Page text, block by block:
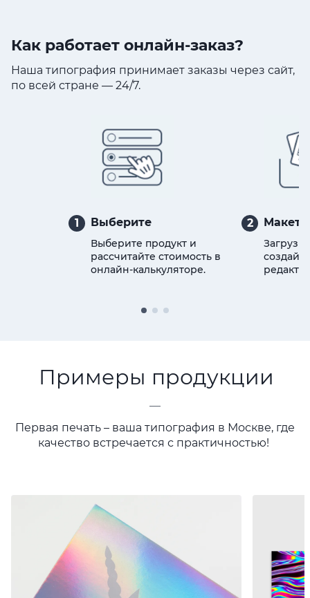
Как работает онлайн-заказ?
Наша типография принимает заказы через сайт,
по всей стране — 24/7.
1 Выберите
Выберите продукт и
рассчитайте стоимость в
онлайн-калькуляторе.
2 Макет
Примеры продукции
—
Первая печать – ваша типография в Москве, где
качество встречается с практичностью!